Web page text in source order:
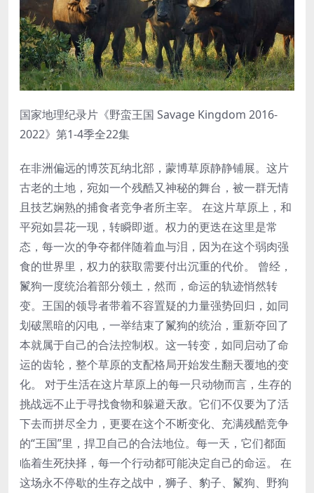
国家地理纪录片《野蛮王国 Savage Kingdom 2016-
2022》第1-4季全22集
在非洲偏远的博茨瓦纳北部，蒙博草原静静铺展。这片
古老的土地，宛如一个残酷又神秘的舞台，被一群无情
且技艺娴熟的捕食者竞争者所主宰。 在这片草原上，和
平宛如昙花一现，转瞬即逝。权力的更迭在这里是常
态，每一次的争夺都伴随着血与泪，因为在这个弱肉强
食的世界里，权力的获取需要付出沉重的代价。 曾经，
鬣狗一度统治着部分领土，然而，命运的轨迹悄然转
变。王国的领导者带着不容置疑的力量强势回归，如同
划破黑暗的闪电，一举结束了鬣狗的统治，重新夺回了
本就属于自己的合法控制权。这一转变，如同启动了命
运的齿轮，整个草原的支配格局开始发生翻天覆地的变
化。 对于生活在这片草原上的每一只动物而言，生存的
挑战远不止于寻找食物和躲避天敌。它们不仅要为了活
下去而拼尽全力，更要在这个不断变化、充满残酷竞争
的“王国”里，捍卫自己的合法地位。每一天，它们都面
临着生死抉择，每一个行动都可能决定自己的命运。 在
这场永不停歇的生存之战中，狮子、豹子、鬣狗、野狗